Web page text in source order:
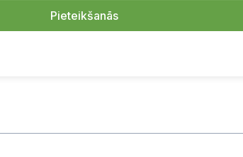
Pieteikšanās